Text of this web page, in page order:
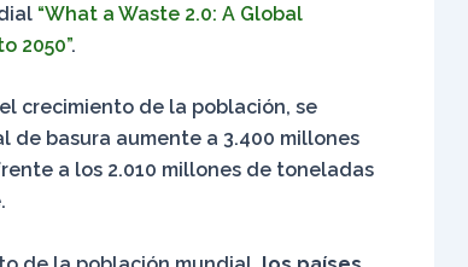
“What a Waste 2.0: A Global
2050”.
crecimiento de la población, se
de basura aumente a 3.400 millones
a los 2.010 millones de toneladas